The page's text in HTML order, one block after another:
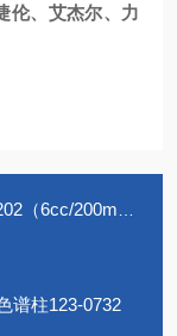
伦、艾杰尔、力
（6cc/200mg）
谱柱123-0732